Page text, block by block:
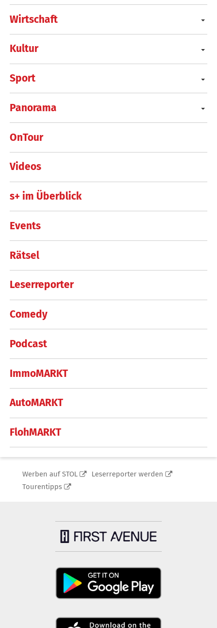
Wirtschaft
Kultur
Sport
Panorama
OnTour
Videos
s+ im Überblick
Events
Rätsel
Leserreporter
Comedy
Podcast
ImmoMARKT
AutoMARKT
FlohMARKT
Werben auf STOL
Leserreporter werden
Tourentipps